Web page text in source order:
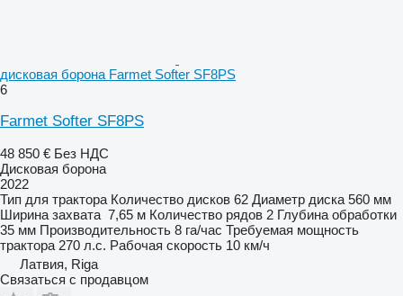
дисковая борона Farmet Softer SF8PS
6
Farmet Softer SF8PS
48 850 € Без НДС
Дисковая борона
2022
Тип для трактора Количество дисков 62 Диаметр диска 560 мм
Ширина захвата 7,65 м Количество рядов 2 Глубина обработки
35 мм Производительность 8 га/час Требуемая мощность
трактора 270 л.с. Рабочая скорость 10 км/ч
Латвия, Riga
Связаться с продавцом